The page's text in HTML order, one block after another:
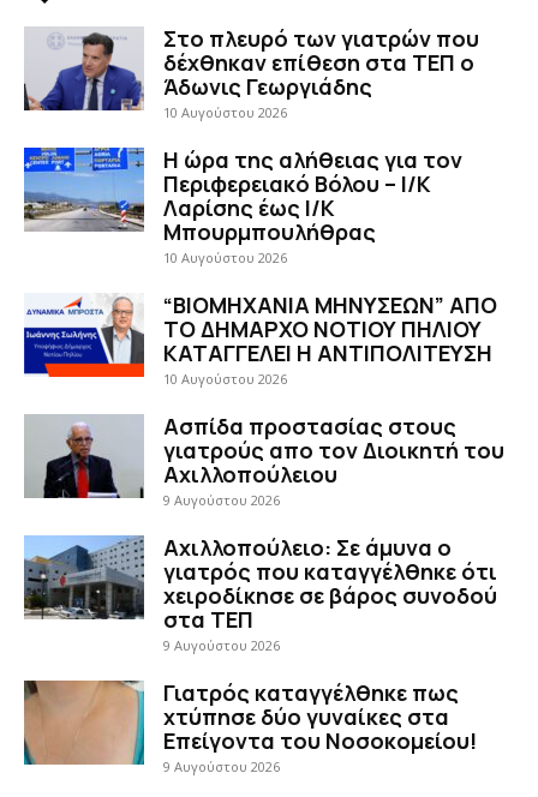
Στο πλευρό των γιατρών που
δέχθηκαν επίθεση στα ΤΕΠ ο
Άδωνις Γεωργιάδης
10 Αυγούστου 2026
H ώρα της αλήθειας για τον
Περιφερειακό Βόλου – Ι/Κ
Λαρίσης έως Ι/Κ
Μπουρμπουλήθρας
10 Αυγούστου 2026
“ΒΙΟΜΗΧΑΝΙΑ ΜΗΝΥΣΕΩΝ” ΑΠΟ
ΤΟ ΔΗΜΑΡΧΟ ΝΟΤΙΟΥ ΠΗΛΙΟΥ
ΚΑΤΑΓΓΕΛΕΙ Η ΑΝΤΙΠΟΛΙΤΕΥΣΗ
10 Αυγούστου 2026
Ασπίδα προστασίας στους
γιατρούς απο τον Διοικητή του
Αχιλλοπούλειου
9 Αυγούστου 2026
Αχιλλοπούλειο: Σε άμυνα ο
γιατρός που καταγγέλθηκε ότι
χειροδίκησε σε βάρος συνοδού
στα ΤΕΠ
9 Αυγούστου 2026
Γιατρός καταγγέλθηκε πως
χτύπησε δύο γυναίκες στα
Επείγοντα του Νοσοκομείου!
9 Αυγούστου 2026